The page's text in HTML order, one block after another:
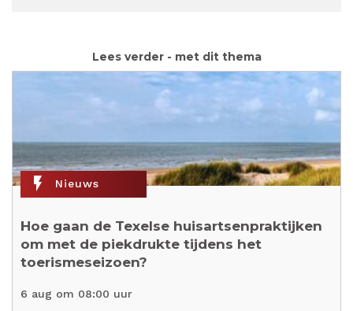
Lees verder - met dit thema
flash_on Nieuws
Hoe gaan de Texelse huisartsenpraktijken
om met de piekdrukte tijdens het
toerismeseizoen?
6 aug om 08:00 uur